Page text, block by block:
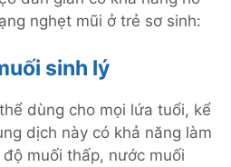
nghẹt mũi ở trẻ sơ sinh:
sinh lý
dùng cho mọi lứa tuổi, kể
dịch này có khả năng làm
muối thấp, nước muối